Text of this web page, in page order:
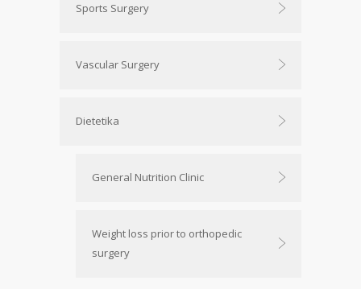
Sports Surgery
Vascular Surgery
Dietetika
General Nutrition Clinic
Weight loss prior to orthopedic
surgery